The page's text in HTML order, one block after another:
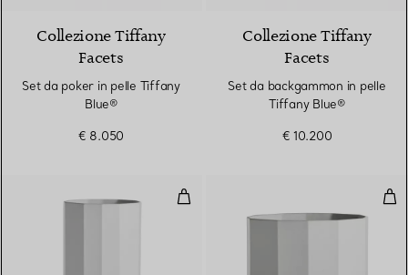
Collezione Tiffany
Facets
Set da poker in pelle Tiffany
Blue®
€ 8.050
Collezione Tiffany
Facets
Set da backgammon in pelle
Tiffany Blue®
€ 10.200
Vaso grande in porcellana fine